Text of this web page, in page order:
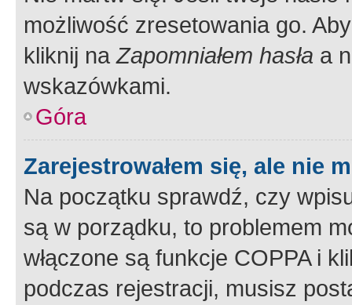
możliwość zresetowania go.
kliknij naZapomniałem hasła a
wskazówkami.
Góra
Zarejestrowałem się, ale nie
Na początku sprawdź, czy
są w porządku, to problemem
włączone są funkcje COPPA i
podczas rejestracji, musisz